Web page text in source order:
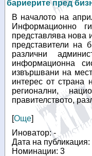
бариерите пред
В началото на
Информационно
представлява нова
представители на
различни
информационна
извършвани на
интерес от страна
регионални,
правителството,
[Още]
Иноватор: -
Дата на
Номинации: 3